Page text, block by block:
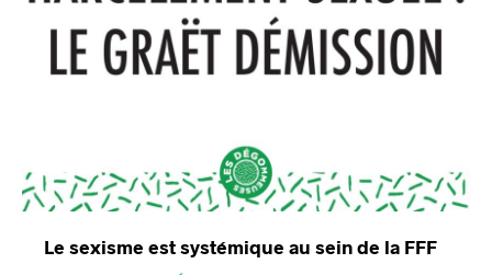
Le sexisme est systémique au sein de la FFF